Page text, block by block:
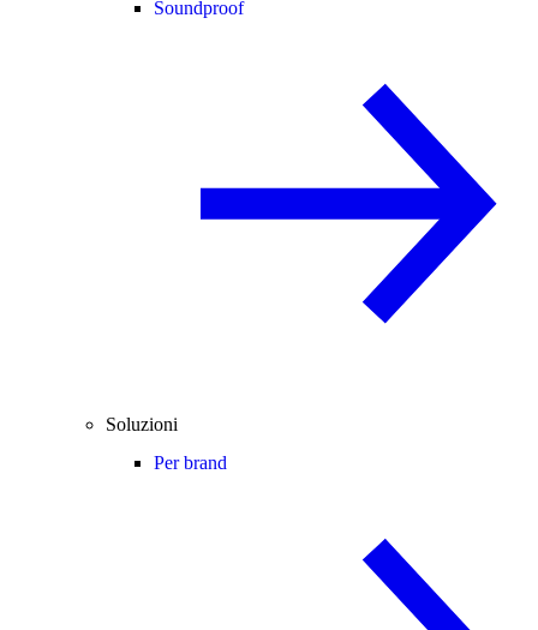
Soundproof
Soluzioni
Per brand